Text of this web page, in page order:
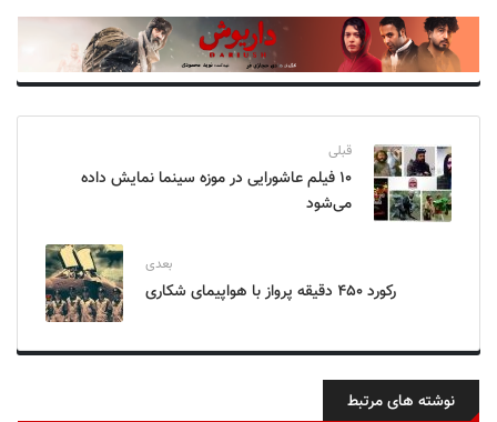
قبلی
۱۰ فیلم عاشورایی در موزه سینما نمایش داده
می‌شود
بعدی
رکورد ۴۵۰ دقیقه پرواز با هواپیمای شکاری
نوشته های مرتبط